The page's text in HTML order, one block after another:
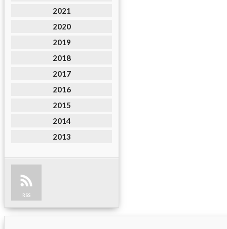
2021
2020
2019
2018
2017
2016
2015
2014
2013
RSS